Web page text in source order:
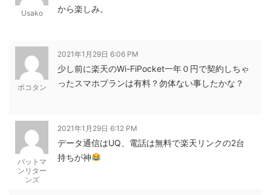
Usako
から楽しみ。
ボコタン
2021年1月29日 6:06 PM
少し前に楽天のWi-FiPocket一年０円で契約しちゃ
ったスマホプランは有料？勿体ない事したかな？
バットマ
ンリター
ンズ
2021年1月29日 6:12 PM
データ通信はUQ、電話は無料で楽天リンクの2台
持ちが神